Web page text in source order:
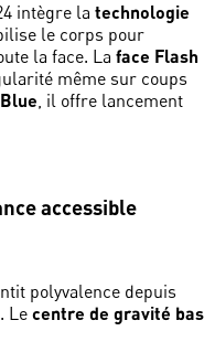
intègre la technologie
le corps pour
la face. La face Flash
même sur coups
, il offre lancement
accessible
polyvalence depuis
Le centre de gravité bas